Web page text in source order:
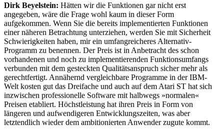
Dirk Beyelstein: Hätten wir die Funktionen gar nicht erst
angegeben, wäre die Frage wohl kaum in dieser Form
aufgekommen. Wenn Sie die bereits implementierten Funktionen
einer näheren Betrachtung unterziehen, werden Sie mit Sicherheit
Schwierigkeiten haben, mir ein umfangreicheres Alternativ-
Programm zu benennen. Der Preis ist in Anbetracht des schon
vorhandenen und noch zu implementierenden Funktionsumfangs
verbunden mit dem gesteckten Qualitätsanspruch sicher mehr als
gerechtfertigt. Annähernd vergleichbare Programme in der IBM-
Welt kosten gut das Dreifache und auch auf dem Atari ST hat sich
inzwischen professionelle Software mit halbwegs »normalen«
Preisen etabliert. Höchstleistung hat ihren Preis in Form von
längeren und aufwendigeren Entwicklungszeiten, was aber
letztendlich wieder dem ambitionierten Anwender zugute kommt.